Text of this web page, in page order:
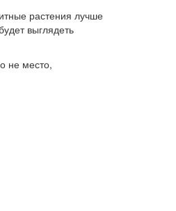
растения лучше
выглядеть
не место,